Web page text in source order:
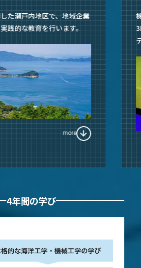
た瀬戸内地区で、地域企業
践的な教育を行います。
more
4年間の学び